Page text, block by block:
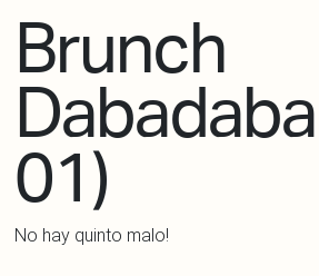
Brunch
01)
No hay quinto malo!